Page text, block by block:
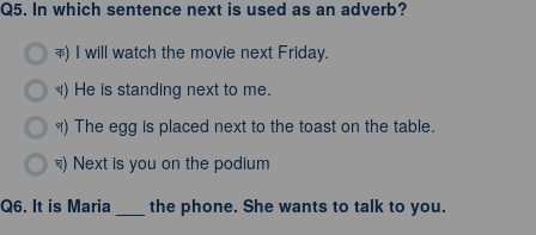
Q5. In which sentence next is used as an adverb?
ক) I will watch the movie next Friday.
খ) He is standing next to me.
গ) The egg is placed next to the toast on the table.
ঘ) Next is you on the podium
Q6. It is Maria ___ the phone. She wants to talk to you.